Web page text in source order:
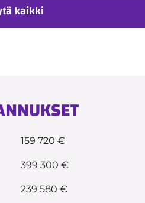
kaikki
159 720 €
399 300 €
239 580 €